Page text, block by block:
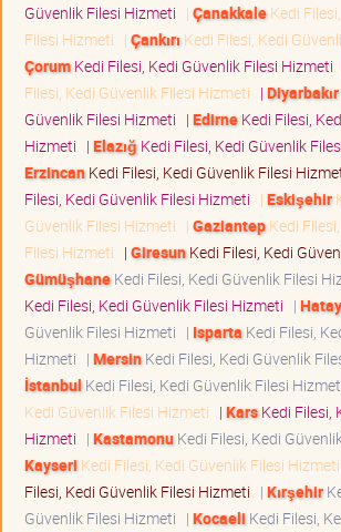
Güvenlik Filesi Hizmeti | ÇanakkaleKedi
Filesi Hizmeti | Çankırı Kedi Filesi, Kedi
ÇorumKedi Filesi, Kedi Güvenlik Filesi Hizmeti
Filesi, Kedi Güvenlik Filesi Hizmeti | Diyarbakır
Güvenlik Filesi Hizmeti | EdirneKedi Filesi,
Hizmeti | Elazığ Kedi Filesi, Kedi Güvenlik
ErzincanKedi Filesi, Kedi Güvenlik Filesi
Filesi, Kedi Güvenlik Filesi Hizmeti | Eskişehir
Güvenlik Filesi Hizmeti | GaziantepKedi
Filesi Hizmeti | GiresunKedi Filesi, Kedi
GümüşhaneKedi Filesi, Kedi Güvenlik Filesi
Kedi Filesi, Kedi Güvenlik Filesi Hizmeti | Hatay
Güvenlik Filesi Hizmeti | Isparta Kedi Filesi,
Hizmeti | MersinKedi Filesi, Kedi Güvenlik
İstanbul Kedi Filesi, Kedi Güvenlik Filesi
Kedi Güvenlik Filesi Hizmeti | KarsKedi Filesi,
Hizmeti | KastamonuKedi Filesi, Kedi
Kayseri Kedi Filesi, Kedi Güvenlik Filesi Hizmeti
Filesi, Kedi Güvenlik Filesi Hizmeti | Kırşehir
Güvenlik Filesi Hizmeti | Kocaeli Kedi Filesi,